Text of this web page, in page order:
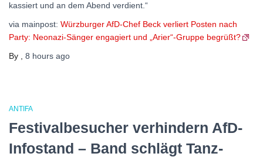
kassiert und an dem Abend verdient.“
via mainpost: Würzburger AfD-Chef Beck verliert Posten nach
Party: Neonazi-Sänger engagiert und „Arier“-Gruppe begrüßt?
By
8 hours ago
ANTIFA
Festivalbesucher verhindern AfD-
Infostand – Band schlägt Tanz-